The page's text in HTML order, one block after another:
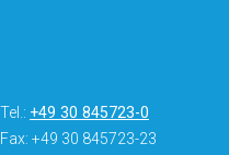
Tel.: +49 30 845723-0
Fax: +49 30 845723-23